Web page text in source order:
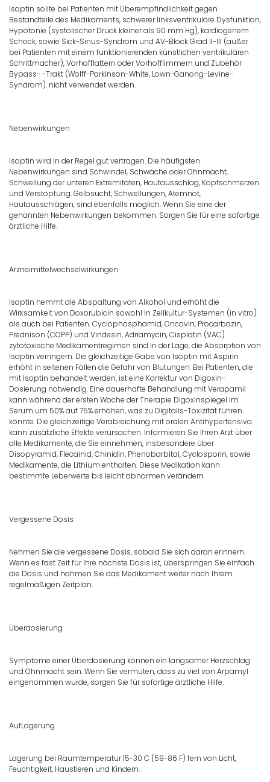
Isoptin sollte bei Patienten mit Überempfindlichkeit gegen
Bestandteile des Medikaments, schwerer linksventrikuläre Dysfunktion,
Hypotonie (systolischer Druck kleiner als 90 mm Hg), kardiogenem
Schock, sowie Sick-Sinus-Syndrom und AV-Block Grad II-III (außer
bei Patienten mit einem funktionierenden künstlichen ventrikulären
Schrittmacher), Vorhofflattern oder Vorhofflimmern und Zubehör
Bypass- -Trakt (Wolff-Parkinson-White, Lown-Ganong-Levine-
Syndrom). nicht verwendet werden.
Nebenwirkungen
Isoptin wird in der Regel gut vertragen. Die häufigsten
Nebenwirkungen sind Schwindel, Schwäche oder Ohnmacht,
Schwellung der unteren Extremitäten, Hautausschlag, Kopfschmerzen
und Verstopfung. Gelbsucht, Schwellungen, Atemnot,
Hautausschlägen, sind ebenfalls möglich. Wenn Sie eine der
genannten Nebenwirkungen bekommen. Sorgen Sie für eine sofortige
ärztliche Hilfe.
Arzneimittelwechselwirkungen
Isoptin hemmt die Abspaltung von Alkohol und erhöht die
Wirksamkeit von Doxorubicin sowohl in Zellkultur-Systemen (in vitro)
als auch bei Patienten. Cyclophosphamid, Oncovin, Procarbazin,
Prednison (COPP) und Vindesin, Adriamycin, Cisplatin (VAC)
zytotoxische Medikamentregimen sind in der Lage, die Absorption von
Isoptin verringern. Die gleichzeitige Gabe von Isoptin mit Aspirin
erhöht in seltenen Fällen die Gefahr von Blutungen. Bei Patienten, die
mit Isoptin behandelt werden, ist eine Korrektur von Digoxin-
Dosierung notwendig. Eine dauerhafte Behandlung mit Verapamil
kann während der ersten Woche der Therapie Digoxinspiegel im
Serum um 50% auf 75% erhöhen, was zu Digitalis-Toxizität führen
könnte. Die gleichzeitige Verabreichung mit oralen Antihypertensiva
kann zusätzliche Effekte verursachen. Informieren Sie Ihren Arzt über
alle Medikamente, die Sie einnehmen, insbesondere über
Disopyramid, Flecainid, Chinidin, Phenobarbital, Cyclosporin, sowie
Medikamente, die Lithium enthalten. Diese Medikation kann
bestimmte Leberwerte bis leicht abnormen verändern.
Vergessene Dosis
Nehmen Sie die vergessene Dosis, sobald Sie sich daran erinnern.
Wenn es fast Zeit für Ihre nächste Dosis ist, überspringen Sie einfach
die Dosis und nahmen Sie das Medikament weiter nach Ihrem
regelmäßigen Zeitplan.
Überdosierung
Symptome einer Überdosierung können ein langsamer Herzschlag
und Ohnmacht sein. Wenn Sie vermuten, dass zu viel von Arpamyl
eingenommen wurde, sorgen Sie für sofortige ärztliche Hilfe.
AufLagerung
Lagerung bei Raumtemperatur 15-30 C (59-86 F) fern von Licht,
Feuchtigkeit, Haustieren und Kindern.